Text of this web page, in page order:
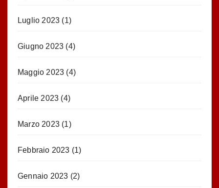
Luglio 2023 (1)
Giugno 2023 (4)
Maggio 2023 (4)
Aprile 2023 (4)
Marzo 2023 (1)
Febbraio 2023 (1)
Gennaio 2023 (2)